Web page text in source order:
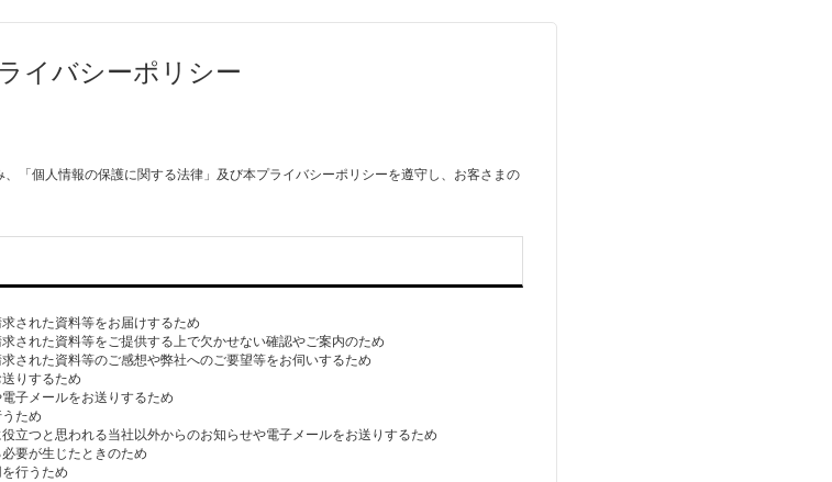
イバシーポリシー
「個人情報の保護に関する法律」及び本プライバシーポリシーを遵守し、お客さまの
された資料等をお届けするため
された資料等をご提供する上で欠かせない確認やご案内のため
された資料等のご感想や弊社へのご要望等をお伺いするため
りするため
子メールをお送りするため
ため
立つと思われる当社以外からのお知らせや電子メールをお送りするため
要が生じたときのため
行うため